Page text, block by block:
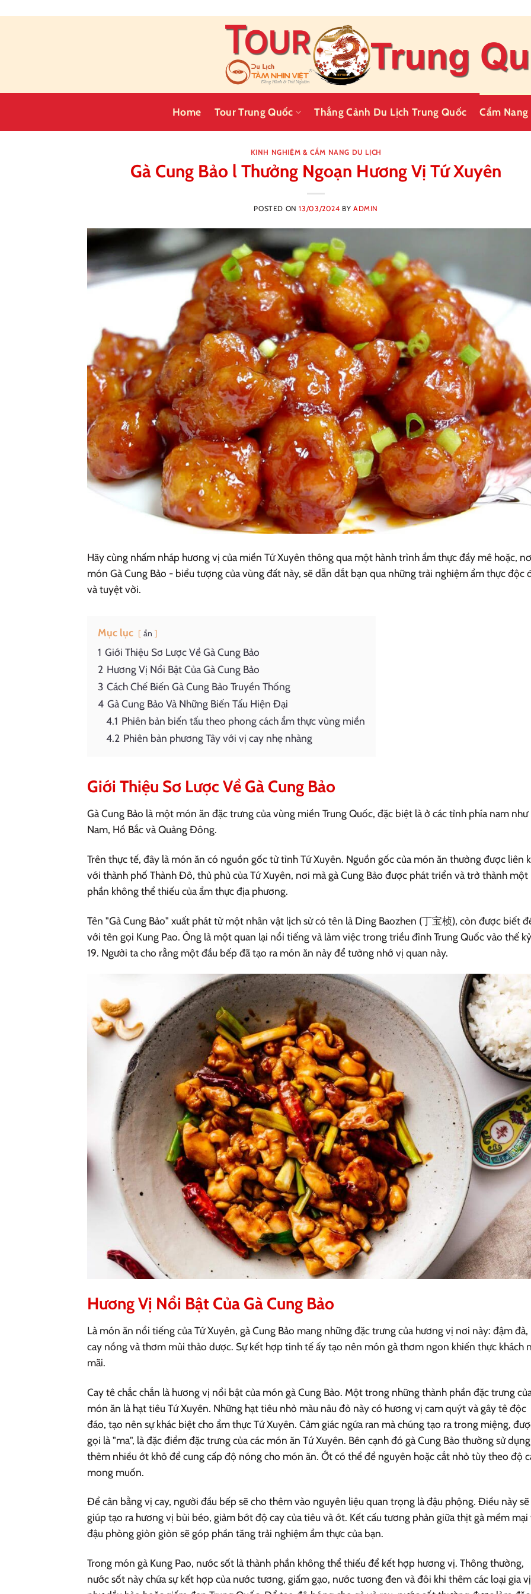
Home Tour Trung Quốc Thắng Cảnh Du Lịch Trung Quốc Cẩm
KINH NGHIỆM & CẨM NANG DU LỊCH
Gà Cung Bảo l Thưởng Ngoạn Hương Vị Tứ Xuyên
POSTED ON13/03/2024 BYADMIN
Hãy cùng nhấm nháp hương vị của miền Tứ Xuyên thông qua một hành trình ẩm thực đầy mê hoặc,
món Gà Cung Bảo - biểu tượng của vùng đất này, sẽ dẫn dắt bạn qua những trải nghiệm ẩm thực độc
và tuyệt vời.
Mục lục ẩn
1 Giới Thiệu Sơ Lược Về Gà Cung Bảo
2 Hương Vị Nổi Bật Của Gà Cung Bảo
3 Cách Chế Biến Gà Cung Bảo Truyền Thống
4 Gà Cung Bảo Và Những Biến Tấu Hiện Đại
4.1 Phiên bản biến tấu theo phong cách ẩm thực vùng miền
4.2 Phiên bản phương Tây với vị cay nhẹ nhàng
Giới Thiệu Sơ Lược Về Gà Cung Bảo
Gà Cung Bảo là một món ăn đặc trưng của vùng miền Trung Quốc, đặc biệt là ở các tỉnh phía nam như
Nam, Hồ Bắc và Quảng Đông.
Trên thực tế, đây là món ăn có nguồn gốc từ tỉnh Tứ Xuyên. Nguồn gốc của món ăn thường được liên
với thành phố Thành Đô, thủ phủ của Tứ Xuyên, nơi mà gà Cung Bảo được phát triển và trở thành một
phần không thể thiếu của ẩm thực địa phương.
Tên "Gà Cung Bảo" xuất phát từ một nhân vật lịch sử có tên là Ding Baozhen (丁宝桢), còn được biết
với tên gọi Kung Pao. Ông là một quan lại nổi tiếng và làm việc trong triều đình Trung Quốc vào thế kỷ
19. Người ta cho rằng một đầu bếp đã tạo ra món ăn này để tưởng nhớ vị quan này.
Hương Vị Nổi Bật Của Gà Cung Bảo
Là món ăn nổi tiếng của Tứ Xuyên, gà Cung Bảo mang những đặc trưng của hương vị nơi này: đậm đà,
cay nồng và thơm mùi thảo dược. Sự kết hợp tinh tế ấy tạo nên món gà thơm ngon khiến thực khách
mãi.
Cay tê chắc chắn là hương vị nổi bật của món gà Cung Bảo. Một trong những thành phần đặc trưng
món ăn là hạt tiêu Tứ Xuyên. Những hạt tiêu nhỏ màu nâu đỏ này có hương vị cam quýt và gây tê độc
đáo, tạo nên sự khác biệt cho ẩm thực Tứ Xuyên. Cảm giác ngứa ran mà chúng tạo ra trong miệng,
gọi là "ma", là đặc điểm đặc trưng của các món ăn Tứ Xuyên. Bên cạnh đó gà Cung Bảo thường sử dụng
thêm nhiều ớt khô để cung cấp độ nóng cho món ăn. Ớt có thể để nguyên hoặc cắt nhỏ tùy theo độ
mong muốn.
Để cân bằng vị cay, người đầu bếp sẽ cho thêm vào nguyên liệu quan trọng là đậu phộng. Điều này sẽ
giúp tạo ra hương vị bùi béo, giảm bớt độ cay của tiêu và ớt. Kết cấu tương phản giữa thịt gà mềm mại
đậu phòng giòn giòn sẽ góp phần tăng trải nghiệm ẩm thực của bạn.
Trong món gà Kung Pao, nước sốt là thành phần không thể thiếu để kết hợp hương vị. Thông thường,
nước sốt này chứa sự kết hợp của nước tương, giấm gạo, nước tương đen và đôi khi thêm các loại gia vị